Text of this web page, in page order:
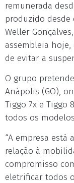
remunerada
produzido desde
Weller
assembleia
de evitar a
O grupo
Anápolis (GO),
Tiggo 7x e Tiggo
todos os
“A empresa está
relação à
compromisso
eletrificar todos